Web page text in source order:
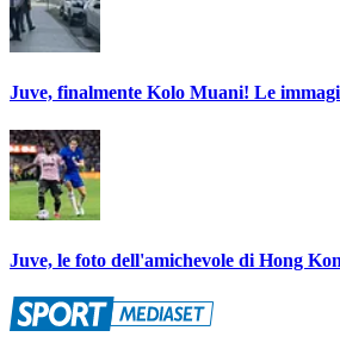
Juve, finalmente Kolo Muani! Le
Juve, le foto dell'amichevole di Hong